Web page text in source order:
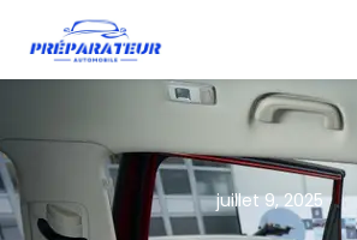
juillet 9, 2025